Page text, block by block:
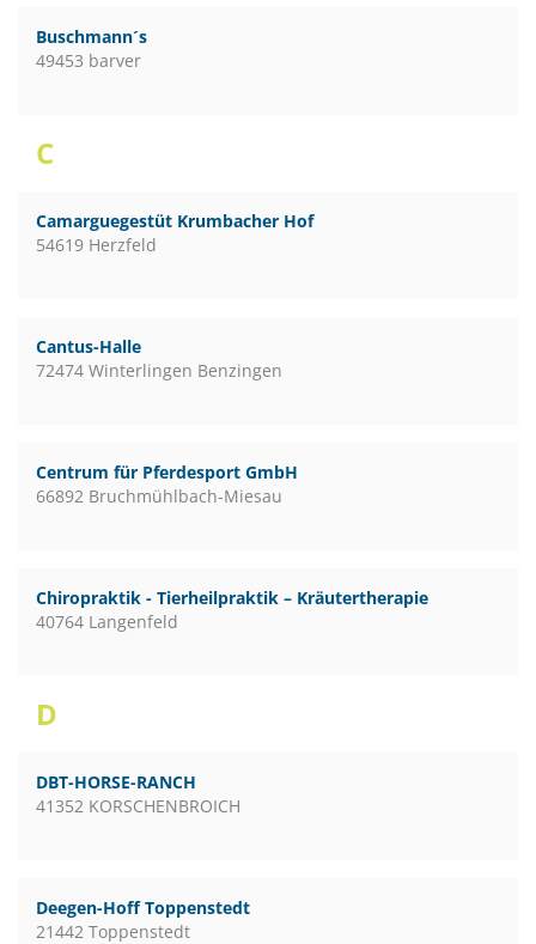
Buschmann´s
49453 barver
C
Camarguegestüt Krumbacher Hof
54619 Herzfeld
Cantus-Halle
72474 Winterlingen Benzingen
Centrum für Pferdesport GmbH
66892 Bruchmühlbach-Miesau
Chiropraktik - Tierheilpraktik – Kräutertherapie
40764 Langenfeld
D
DBT-HORSE-RANCH
41352 KORSCHENBROICH
Deegen-Hoff Toppenstedt
21442 Toppenstedt